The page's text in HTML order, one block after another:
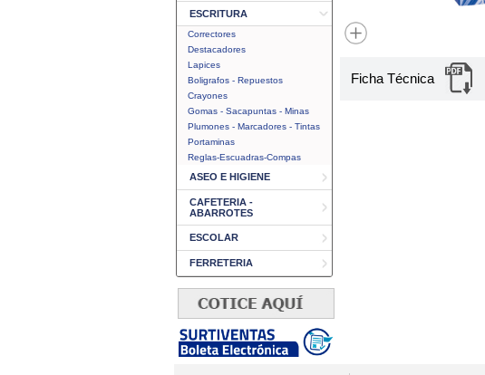
ESCRITURA
Correctores
Destacadores
Lapices
Boligrafos - Repuestos
Crayones
Gomas - Sacapuntas - Minas
Plumones - Marcadores - Tintas
Portaminas
Reglas-Escuadras-Compas
ASEO E HIGIENE
CAFETERIA -
ABARROTES
ESCOLAR
FERRETERIA
Ficha Técnica